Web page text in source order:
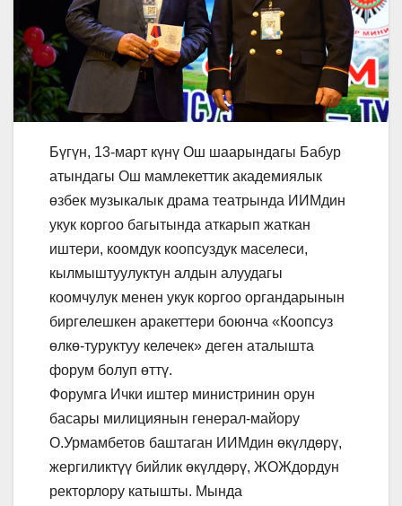
Бүгүн, 13-март күнү Ош шаарындагы Бабур
атындагы Ош мамлекеттик академиялык
өзбек музыкалык драма театрында ИИМдин
укук коргоо багытында аткарып жаткан
иштери, коомдук коопсуздук маселеси,
кылмыштуулуктун алдын алуудагы
коомчулук менен укук коргоо органдарынын
биргелешкен аракеттери боюнча «Коопсуз
өлкө-туруктуу келечек» деген аталышта
форум болуп өттү.
Форумга Ички иштер министринин орун
басары милициянын генерал-майору
О.Урмамбетов баштаган ИИМдин өкүлдөрү,
жергиликтүү бийлик өкүлдөрү, ЖОЖдордун
ректорлору катышты. Мында